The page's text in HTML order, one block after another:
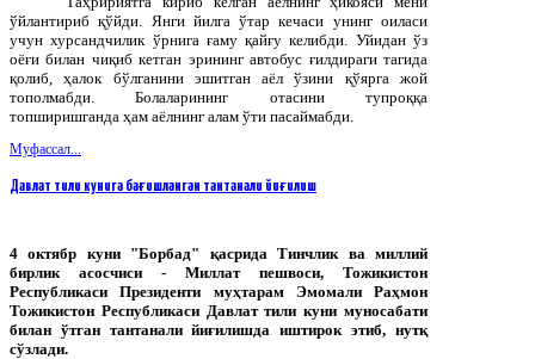
ўйлантириб қўйди. Янги йилга ўтар кечаси унинг оиласи
учун хурсандчилик ўрнига ғаму қайғу келибди. Уйидан ўз
оёғи билан чиқиб кетган эрининг автобус ғилдираги тагида
қолиб, ҳалок бўлганини эшитган аёл ўзини қўярга жой
тополмабди. Болаларининг отасини тупроққа
топширишганда ҳам аёлнинг алам ўти пасаймабди.
Муфассал...
Давлат тили кунига бағишланган тантанали йиғилиш
4 октябр куни "Борбад" қасрида Тинчлик ва миллий
бирлик асосчиси - Миллат пешвоси, Тожикистон
Республикаси Президенти муҳтарам Эмомали Раҳмон
Тожикистон Республикаси Давлат тили куни муносабати
билан ўтган тантанали йиғилишда иштирок этиб, нутқ
сўзлади.